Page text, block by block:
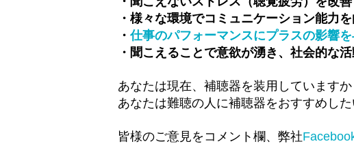
・様々な環境でコミュニケーション能力
・仕事のパフォーマンスにプラスの影響
・聞こえることで意欲が湧き、社会的な
あなたは現在、補聴器を装用していますか
あなたは難聴の人に補聴器をおすすめした
皆様のご意見をコメント欄、弊社